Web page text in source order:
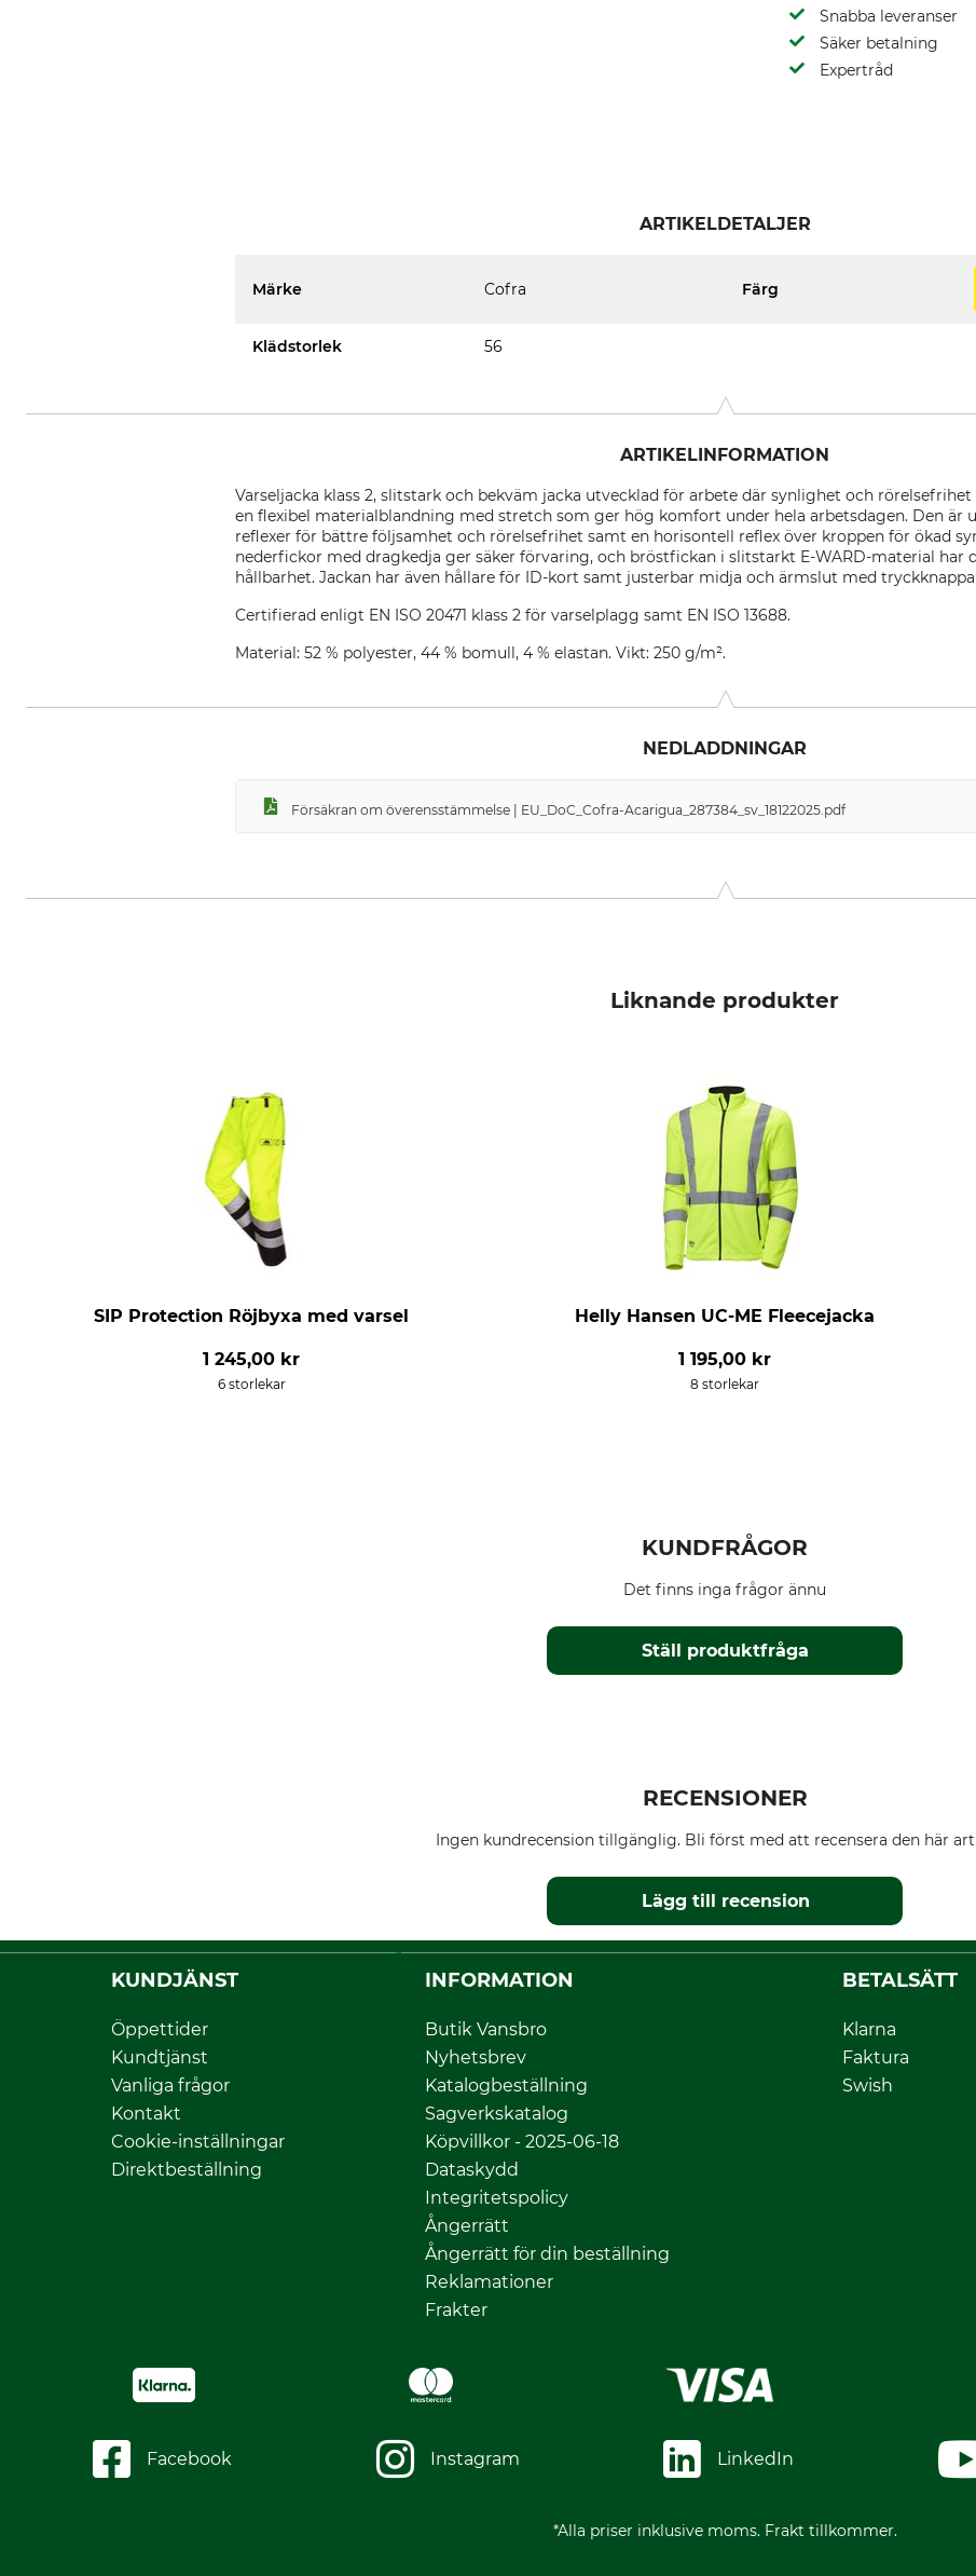
Snabba leveranser
Säker betalning
Expertråd
ARTIKELDETALJER
Märke Cofra Färg
Klädstorlek 56
ARTIKELINFORMATION
Varseljacka klass 2, slitstark och bekväm jacka utvecklad för arbete där synlighet och
en flexibel materialblandning med stretch som ger hög komfort under hela arbetsdagen. Den är
reflexer för bättre följsamhet och rörelsefrihet samt en horisontell reflex över kroppen för ökad
nederfickor med dragkedja ger säker förvaring, och bröstfickan i slitstarkt E-WARD-material har
hållbarhet. Jackan har även hållare för ID-kort samt justerbar midja och ärmslut med
Certifierad enligt EN ISO 20471 klass 2 för varselplagg samt EN ISO 13688.
Material: 52 % polyester, 44 % bomull, 4 % elastan. Vikt: 250 g/m².
NEDLADDNINGAR
Försäkran om överensstämmelse | EU_DoC_Cofra-Acarigua_287384_sv_18122025.pdf
Liknande produkter
SIP Protection Röjbyxa med varsel
1 245,00 kr
6 storlekar
Helly Hansen UC-ME Fleecejacka
1 195,00 kr
8 storlekar
KUNDFRÅGOR
Ställ produktfråga
Det finns inga frågor ännu
RECENSIONER
Ingen kundrecension tillgänglig. Bli först med att recensera den här
Lägg till recension
KUNDJÄNST
Öppettider
Kundtjänst
Vanliga frågor
Kontakt
Cookie-inställningar
Direktbeställning
INFORMATION
Butik Vansbro
Nyhetsbrev
Katalogbeställning
Sagverkskatalog
Köpvillkor - 2025-06-18
Dataskydd
Integritetspolicy
Ångerrätt
Ångerrätt för din beställning
Reklamationer
Frakter
BETALSÄTT
Klarna
Faktura
Swish
Facebook Instagram LinkedIn
*Alla priser inklusive moms. Frakt tillkommer.